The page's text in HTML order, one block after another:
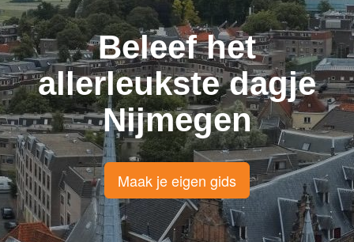
Beleef het
allerleukste dagje
Nijmegen
Maak je eigen gids